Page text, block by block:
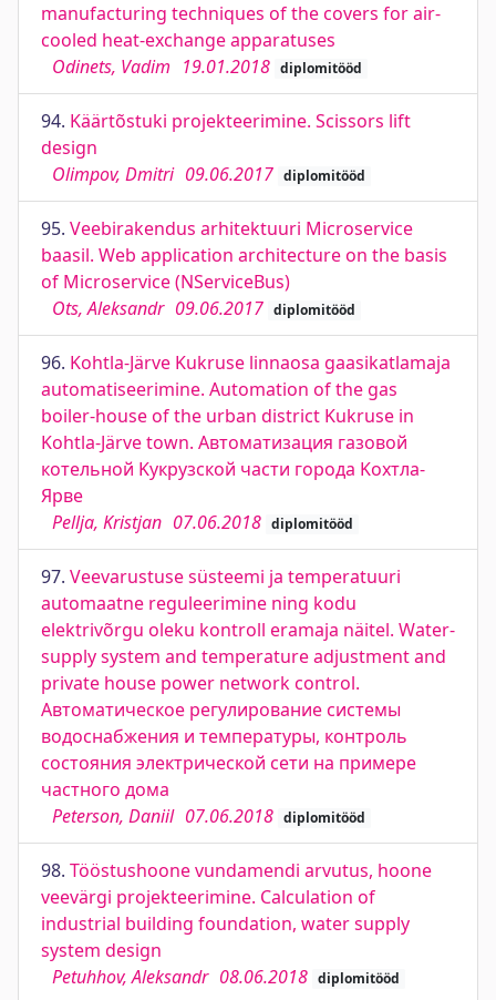
manufacturing techniques of the covers for air-
cooled heat-exchange apparatuses
Odinets, Vadim 19.01.2018 diplomitööd
94. Käärtõstuki projekteerimine. Scissors lift
design
Olimpov, Dmitri 09.06.2017 diplomitööd
95. Veebirakendus arhitektuuri Microservice
baasil. Web application architecture on the basis
of Microservice (NServiceBus)
Ots, Aleksandr 09.06.2017 diplomitööd
96. Kohtla-Järve Kukruse linnaosa gaasikatlamaja
automatiseerimine. Automation of the gas
boiler-house of the urban district Kukruse in
Kohtla-Järve town. Автоматизация газовой
котельной Kукрузской части города Kохтла-
Ярве
Pellja, Kristjan 07.06.2018 diplomitööd
97. Veevarustuse süsteemi ja temperatuuri
automaatne reguleerimine ning kodu
elektrivõrgu oleku kontroll eramaja näitel. Water-
supply system and temperature adjustment and
private house power network control.
Автоматическое регулирование системы
водоснабжения и температуры, контроль
состояния электрической сети на примере
частного дома
Peterson, Daniil 07.06.2018 diplomitööd
98. Tööstushoone vundamendi arvutus, hoone
veevärgi projekteerimine. Calculation of
industrial building foundation, water supply
system design
Petuhhov, Aleksandr 08.06.2018 diplomitööd